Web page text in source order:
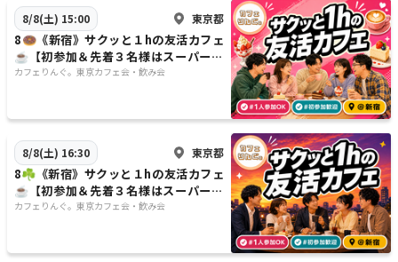
8/8(土) 15:00 東京都
8🍩《新宿》サクッと１hの友活カフェ
☕️【初参加＆先着３名様はスーパー割
引】素敵な1日は素敵な出会いから✨
カフェりんぐ。東京カフェ会・飲み会
8/8(土) 16:30 東京都
8☘️《新宿》サクッと１hの友活カフェ
☕️【初参加＆先着３名様はスーパー割
引】素敵な1日は素敵な出会いから✨
カフェりんぐ。東京カフェ会・飲み会